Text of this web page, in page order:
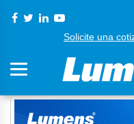
Solicite una